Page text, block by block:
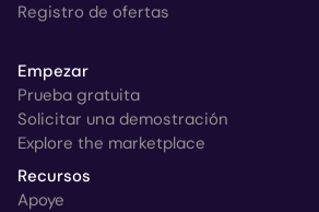
Registro de ofertas
Empezar
Prueba gratuita
Solicitar una demostración
Explore the marketplace
Recursos
Apoye